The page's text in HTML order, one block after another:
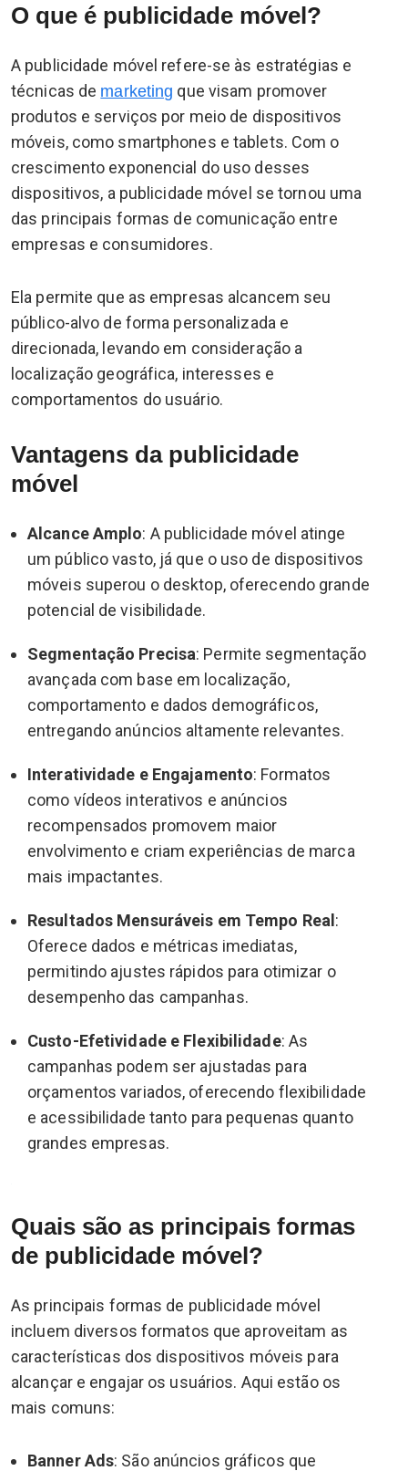
O que é publicidade móvel?
A publicidade móvel refere-se às estratégias e
técnicas de marketing que visam promover
produtos e serviços por meio de dispositivos
móveis, como smartphones e tablets. Com o
crescimento exponencial do uso desses
dispositivos, a publicidade móvel se tornou uma
das principais formas de comunicação entre
empresas e consumidores.
Ela permite que as empresas alcancem seu
público-alvo de forma personalizada e
direcionada, levando em consideração a
localização geográfica, interesses e
comportamentos do usuário.
Vantagens da publicidade
móvel
Alcance Amplo: A publicidade móvel atinge
um público vasto, já que o uso de dispositivos
móveis superou o desktop, oferecendo grande
potencial de visibilidade.
Segmentação Precisa: Permite segmentação
avançada com base em localização,
comportamento e dados demográficos,
entregando anúncios altamente relevantes.
Interatividade e Engajamento: Formatos
como vídeos interativos e anúncios
recompensados promovem maior
envolvimento e criam experiências de marca
mais impactantes.
Resultados Mensuráveis em Tempo Real :
Oferece dados e métricas imediatas,
permitindo ajustes rápidos para otimizar o
desempenho das campanhas.
Custo-Efetividade e Flexibilidade: As
campanhas podem ser ajustadas para
orçamentos variados, oferecendo flexibilidade
e acessibilidade tanto para pequenas quanto
grandes empresas.
Quais são as principais formas
de publicidade móvel?
As principais formas de publicidade móvel
incluem diversos formatos que aproveitam as
características dos dispositivos móveis para
alcançar e engajar os usuários. Aqui estão os
mais comuns:
Banner Ads: São anúncios gráficos que